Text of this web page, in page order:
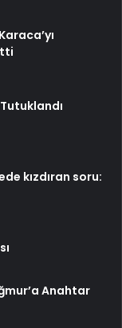
kızdıran soru:
Anahtar